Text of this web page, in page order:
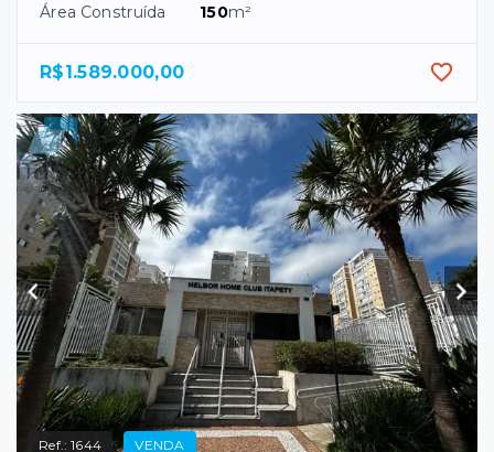
Área Construída
150m²
R$1.589.000,00
Ref.:1644 VENDA